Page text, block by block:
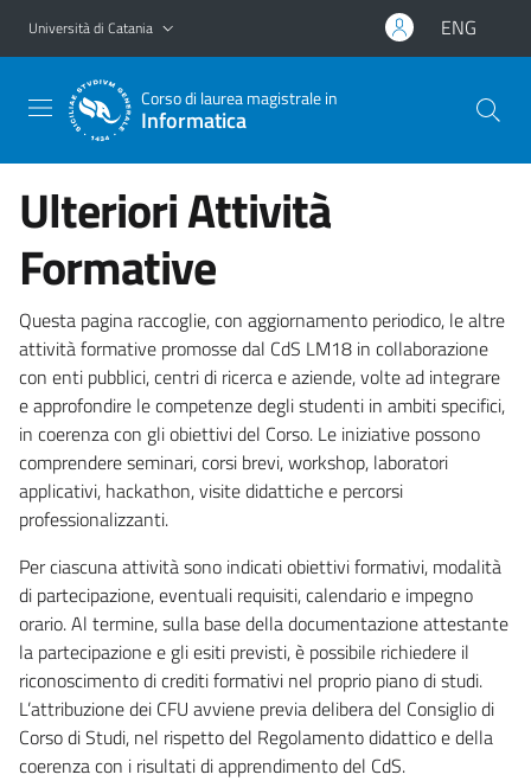
Vai al contenuto principale
Vai al menu di navigazione
Università di Catania ENG
Corso di laurea magistrale in
Informatica
Ulteriori Attività
Formative
Questa pagina raccoglie, con aggiornamento periodico, le altre
attività formative promosse dal CdS LM18 in collaborazione
con enti pubblici, centri di ricerca e aziende, volte ad integrare
e approfondire le competenze degli studenti in ambiti specifici,
in coerenza con gli obiettivi del Corso. Le iniziative possono
comprendere seminari, corsi brevi, workshop, laboratori
applicativi, hackathon, visite didattiche e percorsi
professionalizzanti.
Per ciascuna attività sono indicati obiettivi formativi, modalità
di partecipazione, eventuali requisiti, calendario e impegno
orario. Al termine, sulla base della documentazione attestante
la partecipazione e gli esiti previsti, è possibile richiedere il
riconoscimento di crediti formativi nel proprio piano di studi.
L’attribuzione dei CFU avviene previa delibera del Consiglio di
Corso di Studi, nel rispetto del Regolamento didattico e della
coerenza con i risultati di apprendimento del CdS.